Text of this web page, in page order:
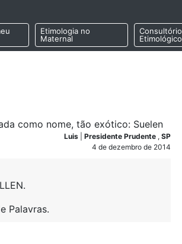
Etimologia no
Maternal
Consultório
Etimológico
como nome, tão exótico: Suelen
Luis Presidente Prudente , SP
4 de dezembro de 2014
Palavras.